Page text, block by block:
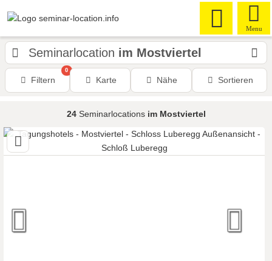
Menu
Seminarlocation im Mostviertel
Filtern
0
Karte Nähe Sortieren
24Seminarlocations im Mostviertel